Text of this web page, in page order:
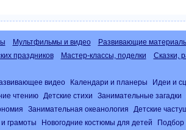
Мультфильмы и видео Развивающие
праздников Мастер-классы, поделки Сказки,
видео Календари и планеры Идеи и
чтению Детские стихи Занимательные загадки
Занимательная океанология Детские
грамоты Новогодние костюмы для детей Подбор